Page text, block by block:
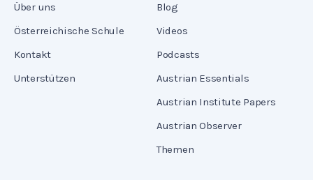
Über uns
Österreichische Schule
Kontakt
Unterstützen
Blog
Videos
Podcasts
Austrian Essentials
Austrian Institute Papers
Austrian Observer
Themen